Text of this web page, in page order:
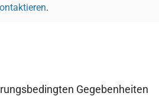
.
Gegebenheiten